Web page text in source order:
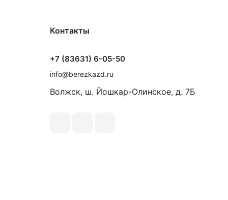
Контакты
+7 (83631) 6-05-50
info@berezkazd.ru
Волжск, ш. Йошкар-Олинское, д. 7Б